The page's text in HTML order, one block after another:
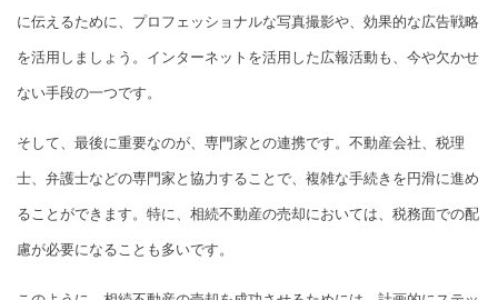
に伝えるために、プロフェッショナルな写真撮影や、効果的な広告戦略
を活用しましょう。インターネットを活用した広報活動も、今や欠かせ
ない手段の一つです。
そして、最後に重要なのが、専門家との連携です。不動産会社、税理
士、弁護士などの専門家と協力することで、複雑な手続きを円滑に進め
ることができます。特に、相続不動産の売却においては、税務面での配
慮が必要になることも多いです。